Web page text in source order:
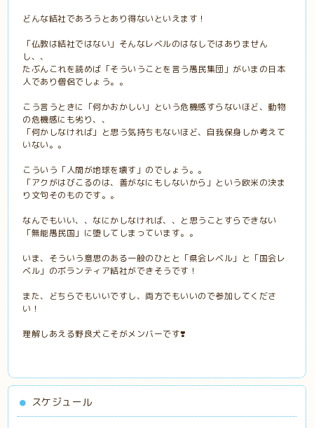
どんな結社であろうとあり得ないといえます！
「仏教は結社ではない」そんなレベルのはなしではありません
し、、
たぶんこれを読めば「そういうことを言う愚民集団」がいまの日本
人であり僧侶でしょう。。
こう言うときに「何かおかしい」という危機感すらないほど、動物
の危機感にも劣り、、
「何かしなければ」と思う気持ちもないほど、自我保身しか考えて
いない。。
こういう「人間が地球を壊す」のでしょう。。
「アクがはびこるのは、善がなにもしないから」という欧米の決ま
り文句そのものです。。
なんでもいい、、なにかしなければ、、と思うことすらできない
「無能愚民国」に堕してしまっています。。
いま、そういう意思のある一般のひとと「県会レベル」と「国会レ
ベル」のボランティア結社ができそうです！
また、どちらでもいいですし、両方でもいいので参加してくださ
い！
理解しあえる野良犬こそがメンバーです❣️
スケジュール